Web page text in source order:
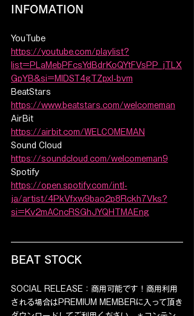
INFOMATION
YouTube
https://youtube.com/playlist?
list=PLaMebPFcsYdBdrKoQYtFVsPP_jTLX
GpYB&si=MlDST4gTZpxl-bvm
BeatStars
https://www.beatstars.com/welcomeman
AirBit
https://airbit.com/WELCOMEMAN
Sound Cloud
https://soundcloud.com/welcomeman9
Spotify
https://open.spotify.com/intl-
ja/artist/4PkVfxw9bao2p8Rckh7Vks?
si=Kv2mACncRSGhJYQHTMAEng
BEAT STOCK
SOCIAL RELEASE：商用可能です！商用利用
される場合はPREMIUM MEMBERに入って頂き